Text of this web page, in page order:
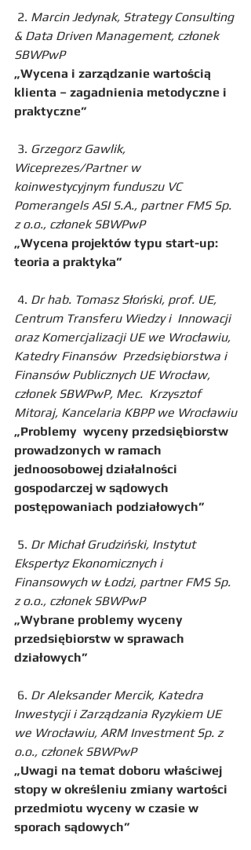
2. Marcin Jedynak, Strategy Consulting
& Data Driven Management, członek
SBWPwP
„Wycena i zarządzanie wartością
klienta – zagadnienia metodyczne i
praktyczne”
3. Grzegorz Gawlik,
Wiceprezes/Partner w
koinwestycyjnym funduszu VC
Pomerangels ASI S.A., partner FMS Sp.
z o.o., członek SBWPwP
„Wycena projektów typu start-up:
teoria a praktyka”
4. Dr hab. Tomasz Słoński, prof. UE,
Centrum Transferu Wiedzy i  Innowacji
oraz Komercjalizacji UE we Wrocławiu,
Katedry Finansów  Przedsiębiorstwa i
Finansów Publicznych UE Wrocław,
członek SBWPwP, Mec.  Krzysztof
Mitoraj, Kancelaria KBPP we Wrocławiu
„Problemy  wyceny przedsiębiorstw
prowadzonych w ramach
jednoosobowej działalności
gospodarczej w sądowych
postępowaniach podziałowych”
5. Dr Michał Grudziński, Instytut
Ekspertyz Ekonomicznych i
Finansowych w Łodzi, partner FMS Sp.
z o.o., członek SBWPwP
„Wybrane problemy wyceny
przedsiębiorstw w sprawach
działowych”
6. Dr Aleksander Mercik, Katedra
Inwestycji i Zarządzania Ryzykiem UE
we Wrocławiu, ARM Investment Sp. z
o.o., członek SBWPwP
„Uwagi na temat doboru właściwej
stopy w określeniu zmiany wartości
przedmiotu wyceny w czasie w
sporach sądowych”